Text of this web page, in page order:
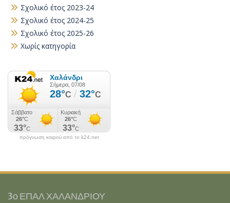
Σχολικό έτος 2023-24
Σχολικό έτος 2024-25
Σχολικό έτος 2025-26
Χωρίς κατηγορία
πρόγνωση καιρού από το k24.net
3ο ΕΠΑΛ ΧΑΛΑΝΔΡΙΟΥ